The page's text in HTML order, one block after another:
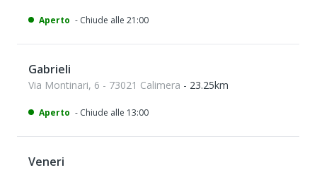
Aperto - Chiude alle 21:00
Gabrieli
Via Montinari, 6 - 73021 Calimera - 23.25km
Aperto - Chiude alle 13:00
Veneri